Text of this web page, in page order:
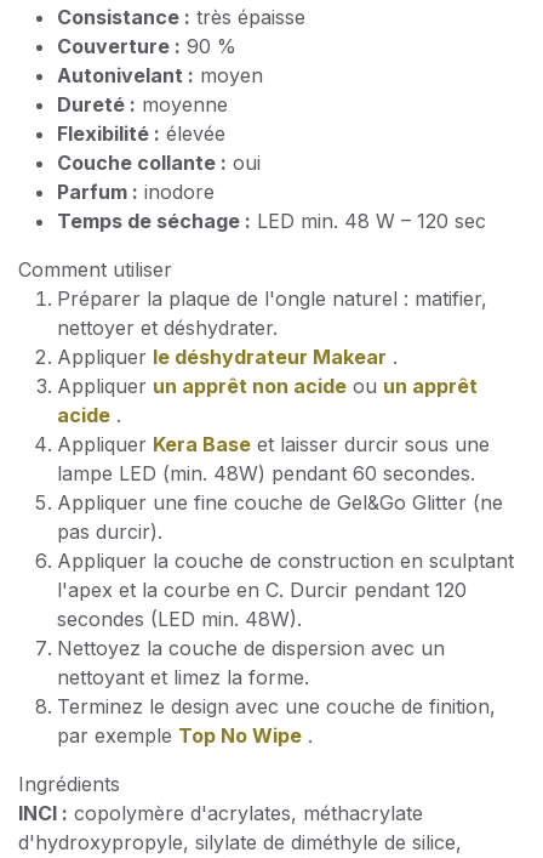
Consistance : très épaisse
Couverture : 90 %
Autonivelant : moyen
Dureté : moyenne
Flexibilité : élevée
Couche collante : oui
Parfum : inodore
Temps de séchage : LED min. 48 W – 120 sec
Comment utiliser
Préparer la plaque de l'ongle naturel : matifier,
nettoyer et déshydrater.
Appliquer le déshydrateur Makear .
Appliquer un apprêt non acide ou un apprêt
acide .
Appliquer Kera Base et laisser durcir sous une
lampe LED (min. 48W) pendant 60 secondes.
Appliquer une fine couche de Gel&Go Glitter (ne
pas durcir).
Appliquer la couche de construction en sculptant
l'apex et la courbe en C. Durcir pendant 120
secondes (LED min. 48W).
Nettoyez la couche de dispersion avec un
nettoyant et limez la forme.
Terminez le design avec une couche de finition,
par exemple Top No Wipe .
Ingrédients
INCI : copolymère d'acrylates, méthacrylate
d'hydroxypropyle, silylate de diméthyle de silice,